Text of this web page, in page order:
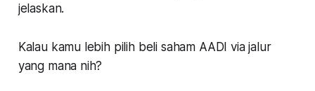
jelaskan.
Kalau kamu lebih pilih beli saham AADI via jalur
yang mana nih?